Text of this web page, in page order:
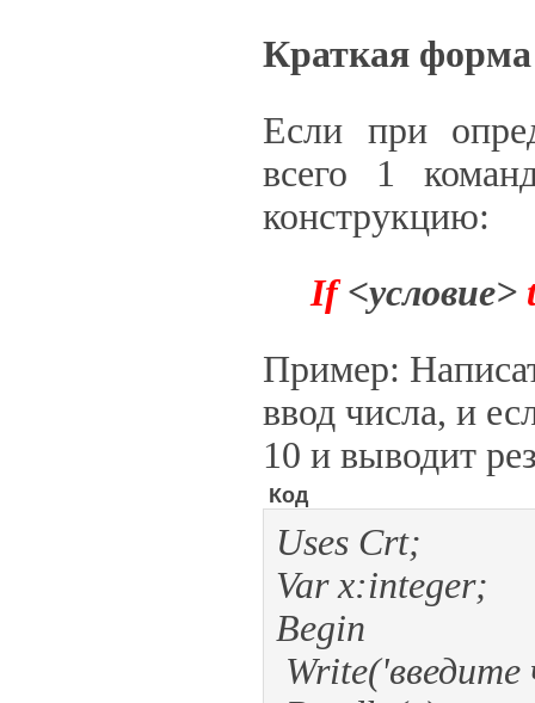
Краткая форма
Если при
всего 1
конструкцию:
If<условие>
Пример:
ввод числа, и
10 и выводит
Код
Uses Crt;
Var x:integer;
Begin
Write('введите